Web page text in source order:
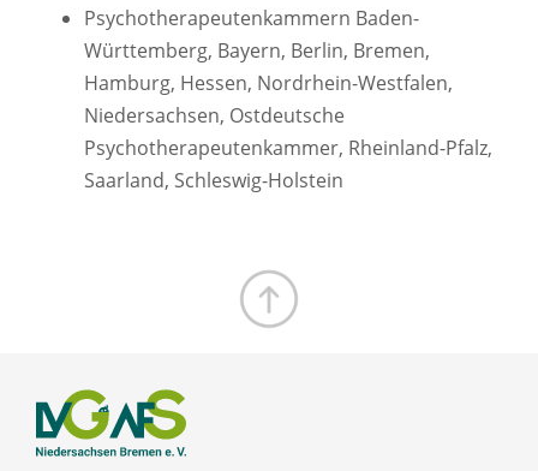
Psychotherapeutenkammern Baden-
Württemberg, Bayern, Berlin, Bremen,
Hamburg, Hessen, Nordrhein-Westfalen,
Niedersachsen, Ostdeutsche
Psychotherapeutenkammer, Rheinland-Pfalz,
Saarland, Schleswig-Holstein